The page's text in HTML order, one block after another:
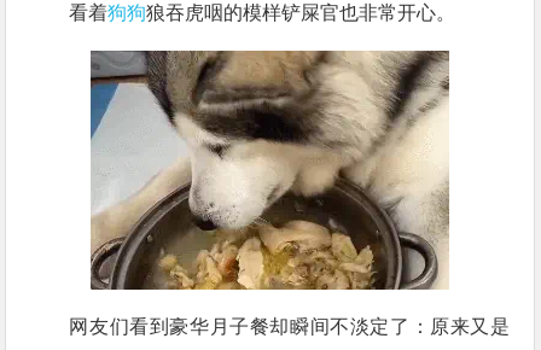
看着狗狗狼吞虎咽的模样铲屎官也非常开心。
网友们看到豪华月子餐却瞬间不淡定了：原来又是